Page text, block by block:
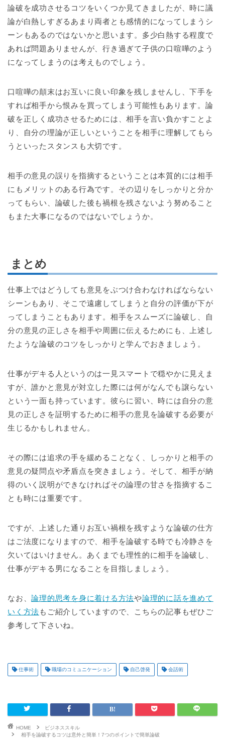
論破を成功させるコツをいくつか見てきましたが、時に議
論が白熱しすぎるあまり両者とも感情的になってしまうシ
ーンもあるのではないかと思います。多少白熱する程度で
あれば問題ありませんが、行き過ぎて子供の口喧嘩のよう
になってしまうのは考えものでしょう。
口喧嘩の顛末はお互いに良い印象を残しませんし、下手を
すれば相手から恨みを買ってしまう可能性もあります。論
破を正しく成功させるためには、相手を言い負かすことよ
り、自分の理論が正しいということを相手に理解してもら
うといったスタンスも大切です。
相手の意見の誤りを指摘するということは本質的には相手
にもメリットのある行為です。その辺りをしっかりと分か
ってもらい、論破した後も禍根を残さないよう努めること
もまた大事になるのではないでしょうか。
まとめ
仕事上ではどうしても意見をぶつけ合わなければならない
シーンもあり、そこで遠慮してしまうと自分の評価が下が
ってしまうこともあります。相手をスムーズに論破し、自
分の意見の正しさを相手や周囲に伝えるためにも、上述し
たような論破のコツをしっかりと学んでおきましょう。
仕事がデキる人というのは一見スマートで穏やかに見えま
すが、誰かと意見が対立した際には何がなんでも譲らない
という一面も持っています。彼らに習い、時には自分の意
見の正しさを証明するために相手の意見を論破する必要が
生じるかもしれません。
その際には追求の手を緩めることなく、しっかりと相手の
意見の疑問点や矛盾点を突きましょう。そして、相手が納
得のいく説明ができなければその論理の甘さを指摘するこ
とも時には重要です。
ですが、上述した通りお互い禍根を残すような論破の仕方
はご法度になりますので、相手を論破する時でも冷静さを
欠いてはいけません。あくまでも理性的に相手を論破し、
仕事がデキる男になることを目指しましょう。
なお、論理的思考を身に着ける方法や論理的に話を進めて
いく方法 もご紹介していますので、こちらの記事もぜひご
参考して下さいね。
仕事術 職場のコミュニケーション 自己啓発 会話術
HOME
ビジネススキル
相手を論破するコツは意外と簡単！7つのポイントで簡単論破